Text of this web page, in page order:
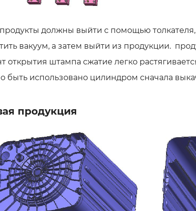
должны выйти с помощью
вакуум, а затем выйти из продукции.
открытия штампа сжатие легко
быть использовано цилиндром сначала
продукция